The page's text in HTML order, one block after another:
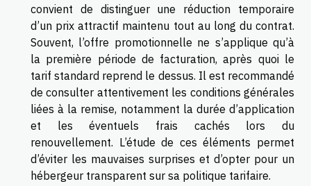
convient de distinguer une réduction temporaire
d’un prix attractif maintenu tout au long du contrat.
Souvent, l’offre promotionnelle ne s’applique qu’à
la première période de facturation, après quoi le
tarif standard reprend le dessus. Il est recommandé
de consulter attentivement les conditions générales
liées à la remise, notamment la durée d’application
et les éventuels frais cachés lors du
renouvellement. L’étude de ces éléments permet
d’éviter les mauvaises surprises et d’opter pour un
hébergeur transparent sur sa politique tarifaire.